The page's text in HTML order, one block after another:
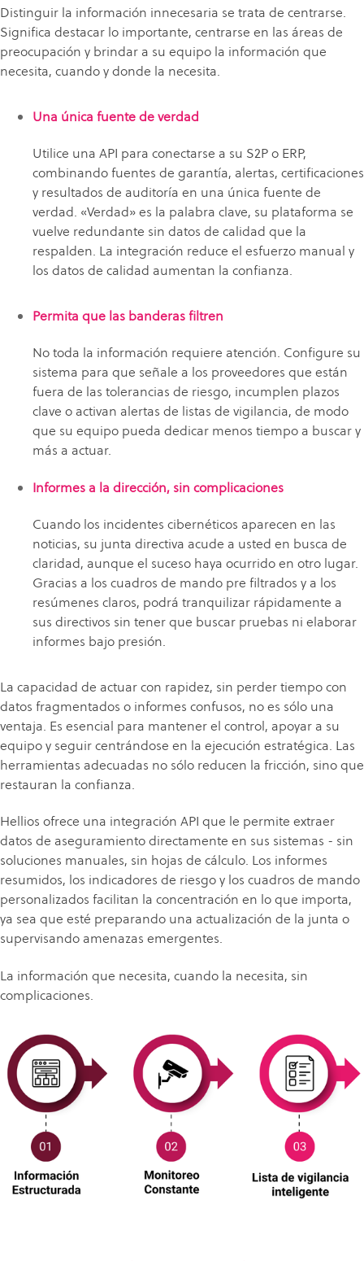
Distinguir la información innecesaria se trata de centrarse.
Significa destacar lo importante, centrarse en las áreas de
preocupación y brindar a su equipo la información que
necesita, cuando y donde la necesita.
Una única fuente de verdad
Utilice una API para conectarse a su S2P o ERP,
combinando fuentes de garantía, alertas, certificaciones
y resultados de auditoría en una única fuente de
verdad. «Verdad» es la palabra clave, su plataforma se
vuelve redundante sin datos de calidad que la
respalden. La integración reduce el esfuerzo manual y
los datos de calidad aumentan la confianza.
Permita que las banderas filtren
No toda la información requiere atención. Configure su
sistema para que señale a los proveedores que están
fuera de las tolerancias de riesgo, incumplen plazos
clave o activan alertas de listas de vigilancia, de modo
que su equipo pueda dedicar menos tiempo a buscar y
más a actuar.
Informes a la dirección, sin complicaciones
Cuando los incidentes cibernéticos aparecen en las
noticias, su junta directiva acude a usted en busca de
claridad, aunque el suceso haya ocurrido en otro lugar.
Gracias a los cuadros de mando pre filtrados y a los
resúmenes claros, podrá tranquilizar rápidamente a
sus directivos sin tener que buscar pruebas ni elaborar
informes bajo presión.
La capacidad de actuar con rapidez, sin perder tiempo con
datos fragmentados o informes confusos, no es sólo una
ventaja. Es esencial para mantener el control, apoyar a su
equipo y seguir centrándose en la ejecución estratégica. Las
herramientas adecuadas no sólo reducen la fricción, sino que
restauran la confianza.
Hellios ofrece una integración API que le permite extraer
datos de aseguramiento directamente en sus sistemas - sin
soluciones manuales, sin hojas de cálculo. Los informes
resumidos, los indicadores de riesgo y los cuadros de mando
personalizados facilitan la concentración en lo que importa,
ya sea que esté preparando una actualización de la junta o
supervisando amenazas emergentes.
La información que necesita, cuando la necesita, sin
complicaciones.